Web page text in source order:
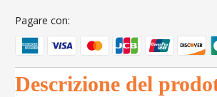
Pagare con:
Descrizione del